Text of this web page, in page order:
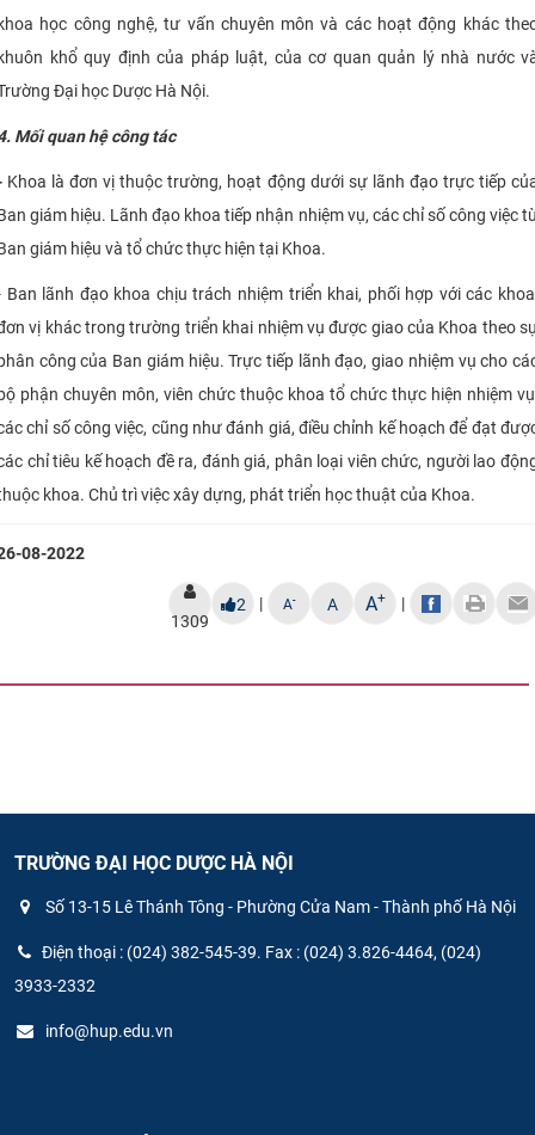
học công nghệ, tư vấn chuyên môn và các hoạt động khác
khổ quy định của pháp luật, của cơ quan quản lý nhà nước
Đại học Dược Hà Nội.
Mối quan hệ công tác
Khoa là đơn vị thuộc trường, hoạt động dưới sự lãnh đạo trực tiếp
giám hiệu. Lãnh đạo khoa tiếp nhận nhiệm vụ, các chỉ số công việc
giám hiệu và tổ chức thực hiện tại Khoa.
Ban lãnh đạo khoa chịu trách nhiệm triển khai, phối hợp với các
vị khác trong trường triển khai nhiệm vụ được giao của Khoa theo
công của Ban giám hiệu. Trực tiếp lãnh đạo, giao nhiệm vụ cho
phận chuyên môn, viên chức thuộc khoa tổ chức thực hiện nhiệm
chỉ số công việc, cũng như đánh giá, điều chỉnh kế hoạch để đạt
chỉ tiêu kế hoạch đề ra, đánh giá, phân loại viên chức, người lao
khoa. Chủ trì việc xây dựng, phát triển học thuật của Khoa.
08-2022
1309
2 | A- A A+ |
TRƯỜNG ĐẠI HỌC DƯỢC HÀ NỘI
Số 13-15 Lê Thánh Tông - Phường Cửa Nam - Thành phố Hà Nội
Điện thoại : (024) 382-545-39. Fax : (024) 3.826-4464, (024)
3933-2332
info@hup.edu.vn